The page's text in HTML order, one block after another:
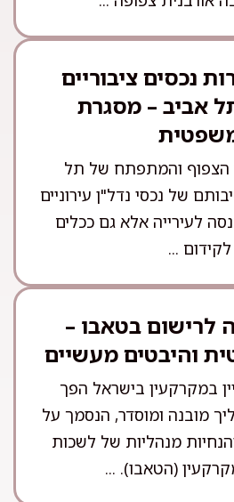
נכסים ציבוריים
אביב – מסגרת
הצפוף והמתפתח של תל
של נכסי נדל"ן עירוניים
לעירייה אלא גם ככלים
לקידום ...
לרישום בטאבו –
והיבטים מעשיים
במקרקעין בישראל הפך
מובנה ומוסדר, הנסמך על
מנהליות של לשכות
(הטאבו). ...